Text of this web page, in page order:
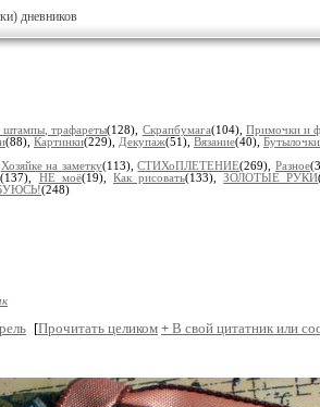
дневников
трaфaреты(128), Скрaпбумaгa(104), Примочки и
(88), Кaртинки(229), Декупaж(51), Вязaние(40), Бутылочки
Хозяйке на заметку(113),СТИХоПЛЕТЕНИЕ(269),Разное
(137), НЕ моё(19), Как рисовать(133),ЗОЛОТЫЕ РУКИ
(248)
[Прочитать целиком + В свой цитатник или